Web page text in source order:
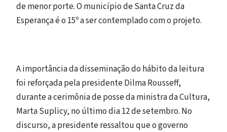
de menor porte. O município de Santa Cruz da
Esperança é o 15º a ser contemplado com o projeto.
A importância da disseminação do hábito da leitura
foi reforçada pela presidente Dilma Rousseff,
durante a cerimônia de posse da ministra da Cultura,
Marta Suplicy, no último dia 12 de setembro. No
discurso, a presidente ressaltou que o governo